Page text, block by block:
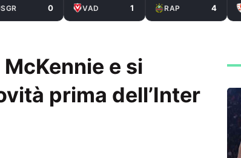
SGR 0 VAD 1 RAP 4
e si
prima dell’Inter